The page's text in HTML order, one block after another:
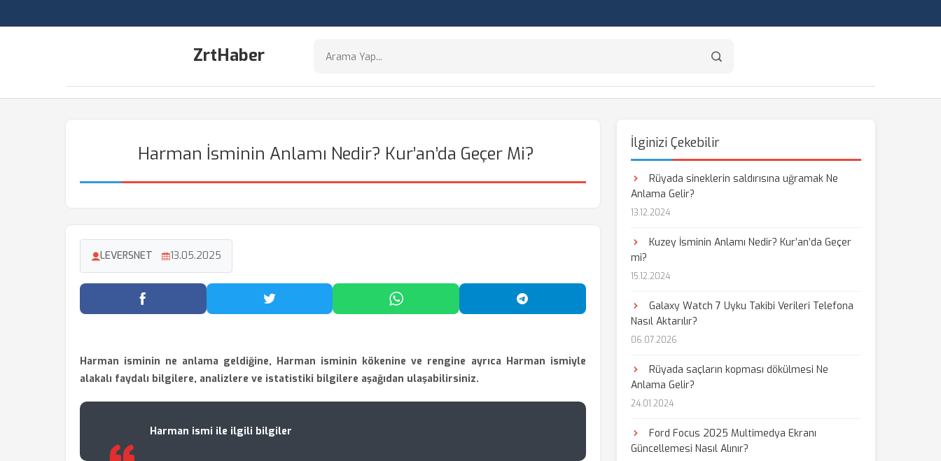
ZrtHaber
Harman İsminin Anlamı Nedir? Kur’an’da Geçer Mi?
LEVERSNET 13.05.2025
Facebook'ta Paylaş Twitter'da Paylaş WhatsApp'ta Paylaş Telegram'da Paylaş
Harman isminin ne anlama geldiğine, Harman isminin kökenine ve rengine ayrıca Harman ismiyle
alakalı faydalı bilgilere, analizlere ve istatistiki bilgilere aşağıdan ulaşabilirsiniz.
Harman ismi ile ilgili bilgiler
İlginizi Çekebilir
Rüyada sineklerin saldırısına uğramak Ne
Anlama Gelir?
13.12.2024
Kuzey İsminin Anlamı Nedir? Kur’an’da Geçer
mi?
15.12.2024
Galaxy Watch 7 Uyku Takibi Verileri Telefona
Nasıl Aktarılır?
06.07.2026
Rüyada saçların kopması dökülmesi Ne
Anlama Gelir?
24.01.2024
Ford Focus 2025 Multimedya Ekranı
Güncellemesi Nasıl Alınır?